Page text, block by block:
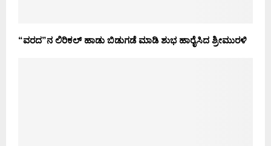
“ವರದ”ನ ಲಿರಿಕಲ್ ಹಾಡು ಬಿಡುಗಡೆ ಮಾಡಿ ಶುಭ ಹಾರೈಸಿದ ಶ್ರೀಮುರಳಿ